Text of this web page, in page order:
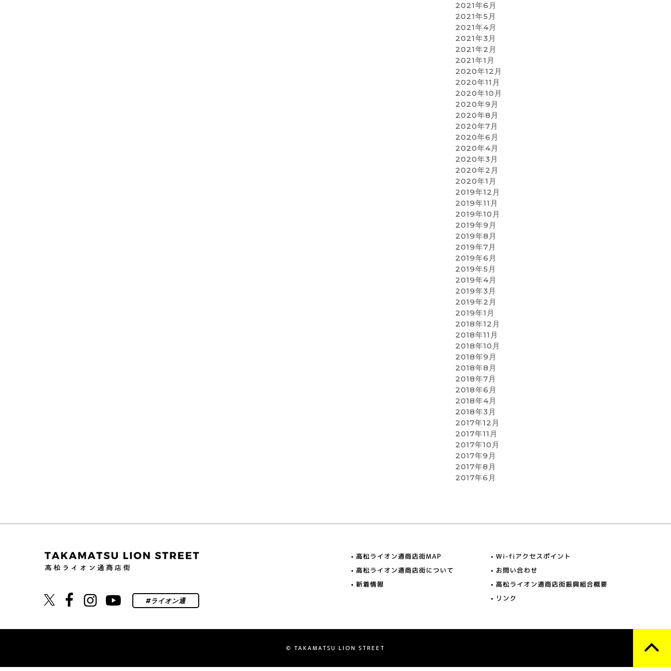
2021年6月
2021年5月
2021年4月
2021年3月
2021年2月
2021年1月
2020年12月
2020年11月
2020年10月
2020年9月
2020年8月
2020年7月
2020年6月
2020年4月
2020年3月
2020年2月
2020年1月
2019年12月
2019年11月
2019年10月
2019年9月
2019年8月
2019年7月
2019年6月
2019年5月
2019年4月
2019年3月
2019年2月
2019年1月
2018年12月
2018年11月
2018年10月
2018年9月
2018年8月
2018年7月
2018年6月
2018年4月
2018年3月
2017年12月
2017年11月
2017年10月
2017年9月
2017年8月
2017年6月
高松ライオン通商店街MAP
高松ライオン通商店街について
新着情報
Wi-fiアクセスポイント
お問い合わせ
高松ライオン通商店街振興組合概要
リンク
© TAKAMATSU LION STREET